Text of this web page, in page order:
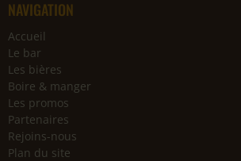
NAVIGATION
Accueil
Le bar
Les bières
Boire & manger
Les promos
Partenaires
Rejoins-nous
Plan du site